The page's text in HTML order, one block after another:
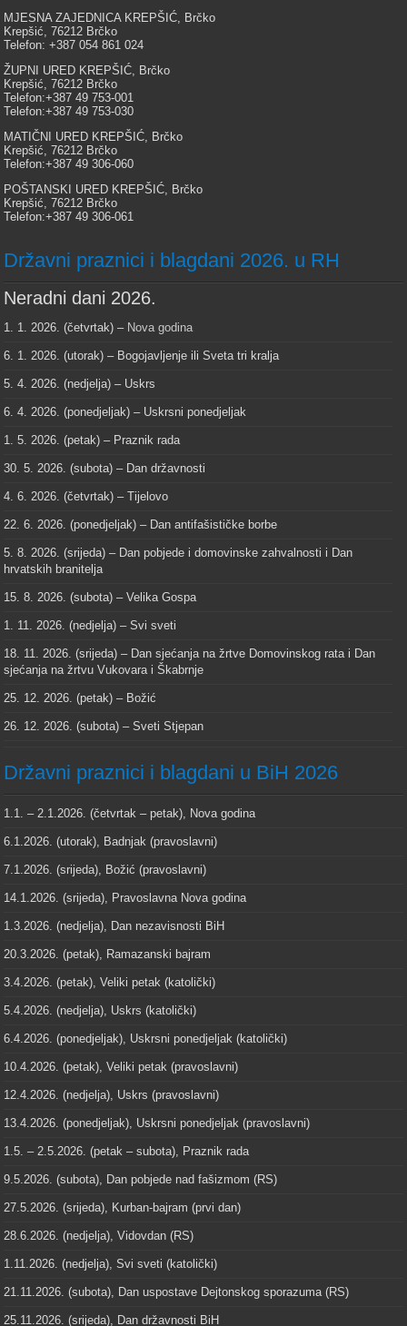
MJESNA ZAJEDNICA KREPŠIĆ, Brčko
Krepšić, 76212 Brčko
Telefon: +387 054 861 024
ŽUPNI URED KREPŠIĆ, Brčko
Krepšić, 76212 Brčko
Telefon:+387 49 753-001
Telefon:+387 49 753-030
MATIČNI URED KREPŠIĆ, Brčko
Krepšić, 76212 Brčko
Telefon:+387 49 306-060
POŠTANSKI URED KREPŠIĆ, Brčko
Krepšić, 76212 Brčko
Telefon:+387 49 306-061
Državni praznici i blagdani 2026. u RH
Neradni dani 2026.
1. 1. 2026. (četvrtak) – Nova godina
6. 1. 2026. (utorak) – Bogojavljenje ili Sveta tri kralja
5. 4. 2026. (nedjelja) – Uskrs
6. 4. 2026. (ponedjeljak) – Uskrsni ponedjeljak
1. 5. 2026. (petak) – Praznik rada
30. 5. 2026. (subota) – Dan državnosti
4. 6. 2026. (četvrtak) – Tijelovo
22. 6. 2026. (ponedjeljak) – Dan antifašističke borbe
5. 8. 2026. (srijeda) – Dan pobjede i domovinske zahvalnosti i Dan
hrvatskih branitelja
15. 8. 2026. (subota) – Velika Gospa
1. 11. 2026. (nedjelja) – Svi sveti
18. 11. 2026. (srijeda) – Dan sjećanja na žrtve Domovinskog rata i Dan
sjećanja na žrtvu Vukovara i Škabrnje
25. 12. 2026. (petak) – Božić
26. 12. 2026. (subota) – Sveti Stjepan
Državni praznici i blagdani u BiH 2026
1.1. – 2.1.2026. (četvrtak – petak), Nova godina
6.1.2026. (utorak), Badnjak (pravoslavni)
7.1.2026. (srijeda), Božić (pravoslavni)
14.1.2026. (srijeda), Pravoslavna Nova godina
1.3.2026. (nedjelja), Dan nezavisnosti BiH
20.3.2026. (petak), Ramazanski bajram
3.4.2026. (petak), Veliki petak (katolički)
5.4.2026. (nedjelja), Uskrs (katolički)
6.4.2026. (ponedjeljak), Uskrsni ponedjeljak (katolički)
10.4.2026. (petak), Veliki petak (pravoslavni)
12.4.2026. (nedjelja), Uskrs (pravoslavni)
13.4.2026. (ponedjeljak), Uskrsni ponedjeljak (pravoslavni)
1.5. – 2.5.2026. (petak – subota), Praznik rada
9.5.2026. (subota), Dan pobjede nad fašizmom (RS)
27.5.2026. (srijeda), Kurban-bajram (prvi dan)
28.6.2026. (nedjelja), Vidovdan (RS)
1.11.2026. (nedjelja), Svi sveti (katolički)
21.11.2026. (subota), Dan uspostave Dejtonskog sporazuma (RS)
25.11.2026. (srijeda), Dan državnosti BiH